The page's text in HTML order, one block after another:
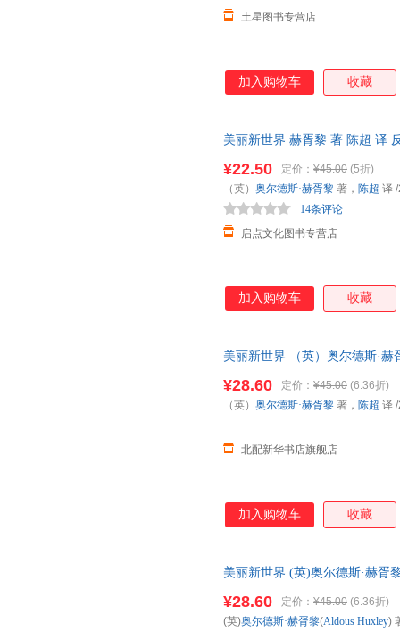
土星图书专营店
加入购物车 收藏
美丽新世界 赫胥黎 著 陈超 译
¥22.50 定价： ¥45.00 (5折)
启点文化图书专营店
14条评论
（英） 奥尔德斯·赫胥黎 著， 陈超 译
加入购物车 收藏
美丽新世界 （英）奥尔德斯·
¥28.60 定价： ¥45.00 (6.36折)
北配新华书店旗舰店
（英） 奥尔德斯·赫胥黎 著， 陈超 译
加入购物车 收藏
美丽新世界 (英)奥尔德斯·赫胥
85%城市次日送达！
¥28.60 定价： ¥45.00 (6.36折)
(英)奥尔德斯·赫胥黎(Aldous Huxley)